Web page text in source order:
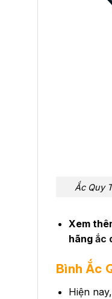
Ắc Quy
Xem
hãngắc
Bình Ắc
Hiện